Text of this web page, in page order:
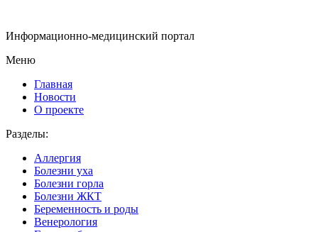
Информационно-медицинский портал
Меню
Главная
Новости
О проекте
Разделы:
Аллергия
Болезни уха
Болезни горла
Болезни ЖКТ
Беременность и роды
Венерология